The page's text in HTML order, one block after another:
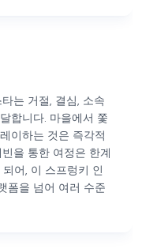
는 거절, 결심, 소속
합니다. 마을에서 쫓
이하는 것은 즉각적
을 통한 여정은 한계
어, 이 스프렁키 인
폼을 넘어 여러 수준